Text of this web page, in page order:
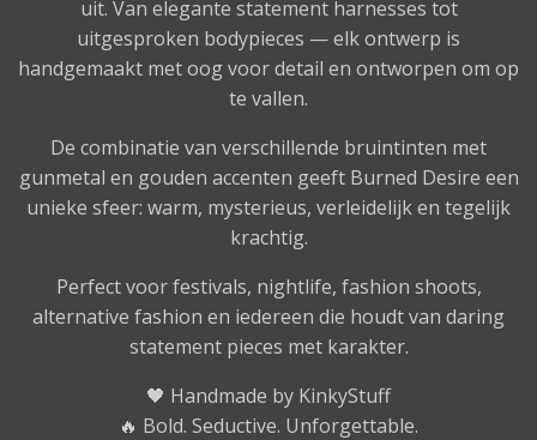
uit. Van elegante statement harnesses tot
uitgesproken bodypieces — elk ontwerp is
handgemaakt met oog voor detail en ontworpen om op
te vallen.
De combinatie van verschillende bruintinten met
gunmetal en gouden accenten geeft Burned Desire een
unieke sfeer: warm, mysterieus, verleidelijk en tegelijk
krachtig.
Perfect voor festivals, nightlife, fashion shoots,
alternative fashion en iedereen die houdt van daring
statement pieces met karakter.
🖤 Handmade by KinkyStuff
🔥 Bold. Seductive. Unforgettable.